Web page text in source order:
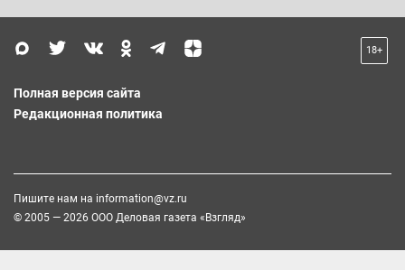
18+
Полная версия сайта
Редакционная политика
Пишите нам на information@vz.ru
© 2005 — 2026 ООО Деловая газета «Взгляд»